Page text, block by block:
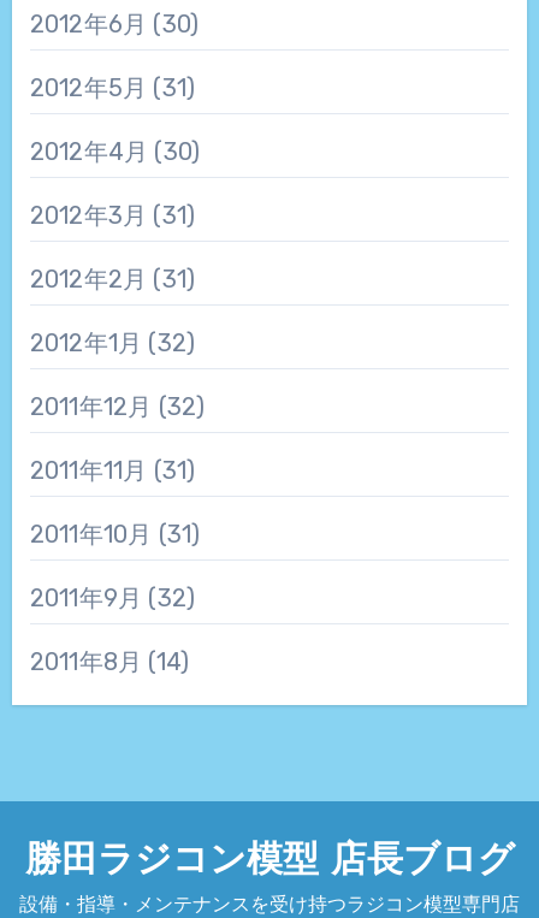
2012年6月 (30)
2012年5月 (31)
2012年4月 (30)
2012年3月 (31)
2012年2月 (31)
2012年1月 (32)
2011年12月 (32)
2011年11月 (31)
2011年10月 (31)
2011年9月 (32)
2011年8月 (14)
勝田ラジコン模型 店長ブログ
設備・指導・メンテナンスを受け持つラジコン模型専門店